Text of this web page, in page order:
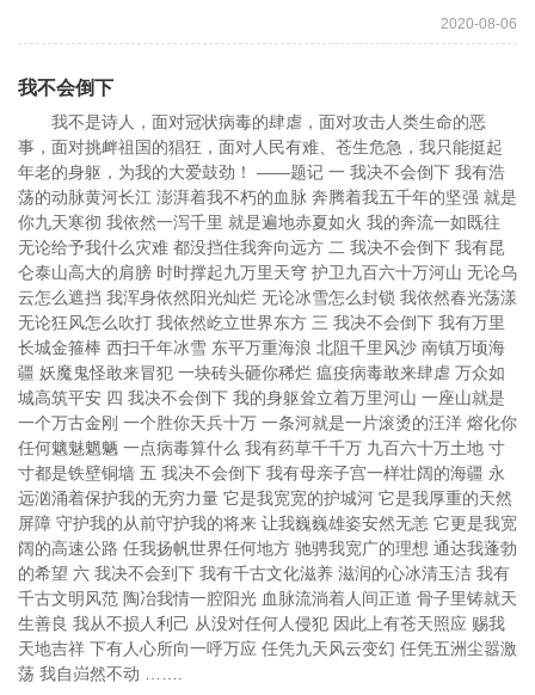
2020-08-06
我不会倒下
我不是诗人，面对冠状病毒的肆虐，面对攻击人类生命的恶
事，面对挑衅祖国的猖狂，面对人民有难、苍生危急，我只能挺起
年老的身躯，为我的大爱鼓劲！ ——题记 一 我决不会倒下 我有浩
荡的动脉黄河长江 澎湃着我不朽的血脉 奔腾着我五千年的坚强 就是
你九天寒彻 我依然一泻千里 就是遍地赤夏如火 我的奔流一如既往
无论给予我什么灾难 都没挡住我奔向远方 二 我决不会倒下 我有昆
仑泰山高大的肩膀 时时撑起九万里天穹 护卫九百六十万河山 无论乌
云怎么遮挡 我浑身依然阳光灿烂 无论冰雪怎么封锁 我依然春光荡漾
无论狂风怎么吹打 我依然屹立世界东方 三 我决不会倒下 我有万里
长城金箍棒 西扫千年冰雪 东平万重海浪 北阻千里风沙 南镇万顷海
疆 妖魔鬼怪敢来冒犯 一块砖头砸你稀烂 瘟疫病毒敢来肆虐 万众如
城高筑平安 四 我决不会倒下 我的身躯耸立着万里河山 一座山就是
一个万古金刚 一个胜你天兵十万 一条河就是一片滚烫的汪洋 熔化你
任何魑魅魍魉 一点病毒算什么 我有药草千千万 九百六十万土地 寸
寸都是铁壁铜墙 五 我决不会倒下 我有母亲子宫一样壮阔的海疆 永
远汹涌着保护我的无穷力量 它是我宽宽的护城河 它是我厚重的天然
屏障 守护我的从前守护我的将来 让我巍巍雄姿安然无恙 它更是我宽
阔的高速公路 任我扬帆世界任何地方 驰骋我宽广的理想 通达我蓬勃
的希望 六 我决不会到下 我有千古文化滋养 滋润的心冰清玉洁 我有
千古文明风范 陶冶我情一腔阳光 血脉流淌着人间正道 骨子里铸就天
生善良 我从不损人利己 从没对任何人侵犯 因此上有苍天照应 赐我
天地吉祥 下有人心所向一呼万应 任凭九天风云变幻 任凭五洲尘嚣激
荡 我自岿然不动 …….